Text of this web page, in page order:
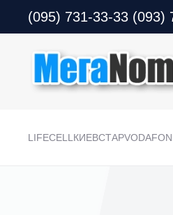
(095) 731-33-33 (093)
LIFECELL КИЕВСТАР